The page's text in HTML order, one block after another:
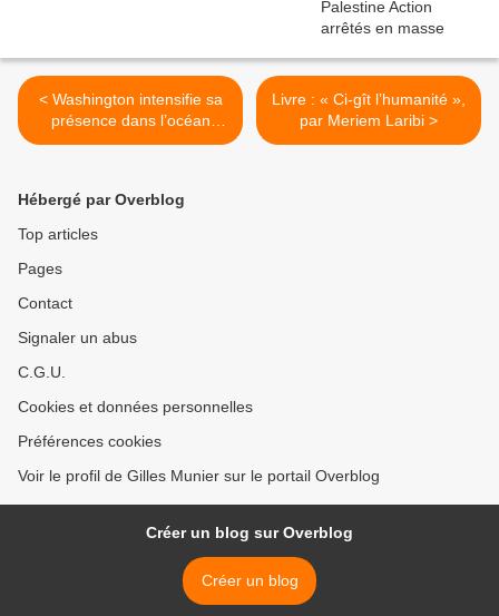
< Washington intensifie sa
présence dans l’océan
Indien en prévision d’une
Livre : « Ci-gît l’humanité »,
par Meriem Laribi >
Hébergé par Overblog
Top articles
Pages
Contact
Signaler un abus
C.G.U.
Cookies et données personnelles
Préférences cookies
Voir le profil de Gilles Munier sur le portail Overblog
Créer un blog sur Overblog
Créer un blog